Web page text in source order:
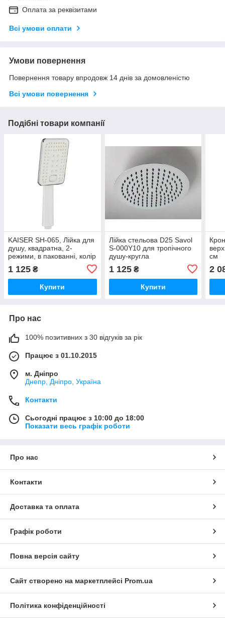
Оплата за реквізитами
Всі умови оплати
Умови повернення
Повернення товару впродовж 14 днів за домовленістю
Всі умови повернення
Подібні товари компанії
KAISER SH-065, Лійка для
душу, квадратна, 2-
режими, в пакованні, колір
1 125 ₴
Купити
Лійка стельова D25 Savol
S-000Y10 для тропічного
душу-кругла
1 125₴
Купити
см
2
Про нас
100% позитивних з 30 відгуків за рік
Працює з 01.10.2015
м. Дніпро
Днепр, Дніпро, Україна
Контакти
Сьогодні працює з 10:00 до 18:00
Показати весь графік роботи
Про нас
Контакти
Доставка та оплата
Графік роботи
Повна версія сайту
Сайт створено на маркетплейсі Prom.ua
Політика конфіденційності